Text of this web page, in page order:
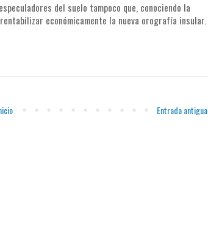
del suelo tampoco que, conociendo la
económicamente la nueva orografía insular.
Entrada antigua